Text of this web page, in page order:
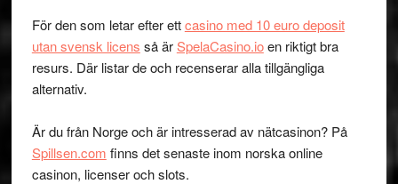
För den som letar efter ettcasino med 10 euro deposit
utan svensk licens så ärSpelaCasino.ioen riktigt bra
resurs. Där listar de och recenserar alla tillgängliga
alternativ.
Är du från Norge och är intresserad av nätcasinon? På
Spillsen.com finns det senaste inom norska online
casinon, licenser och slots.